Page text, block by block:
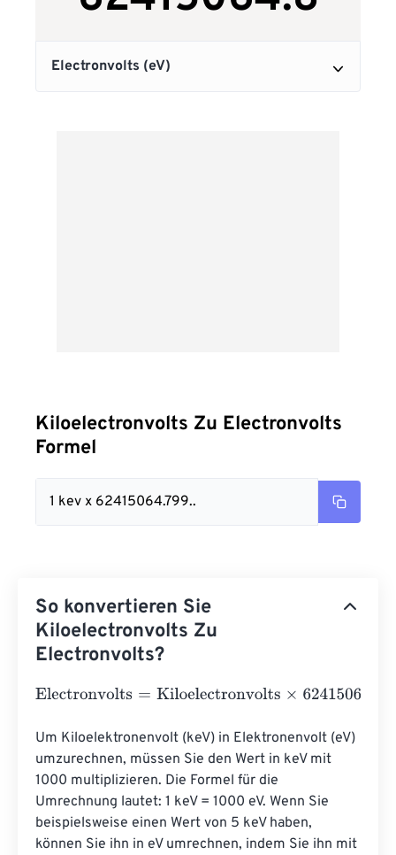
Kiloelectronvolts Zu Electronvolts
Formel
1 kev x 62415064.799..
So konvertieren Sie
Kiloelectronvolts Zu
Electronvolts?
Electronvolts=Kiloelectronvolts×62415064.79964183
Um Kiloelektronenvolt (keV) in Elektronenvolt (eV)
umzurechnen, müssen Sie den Wert in keV mit
1000 multiplizieren. Die Formel für die
Umrechnung lautet: 1 keV = 1000 eV. Wenn Sie
beispielsweise einen Wert von 5 keV haben,
können Sie ihn in eV umrechnen, indem Sie ihn mit